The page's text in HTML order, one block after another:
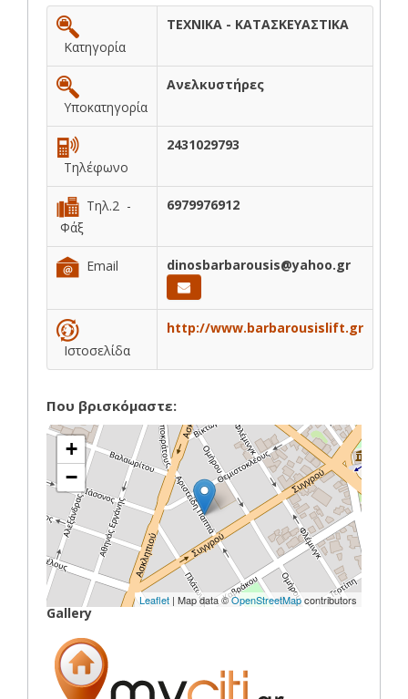
Κατηγορία
ΤΕΧΝΙΚΑ - ΚΑΤΑΣΚΕΥΑΣΤΙΚΑ
Υποκατηγορία
Ανελκυστήρες
Τηλέφωνο
2431029793
Τηλ.2 -
Φάξ
6979976912
Email dinosbarbarousis@yahoo.gr
Ιστοσελίδα
http://www.barbarousislift.gr
Που βρισκόμαστε:
+
−
Leaflet | Map data ©OpenStreetMapcontributors
Gallery